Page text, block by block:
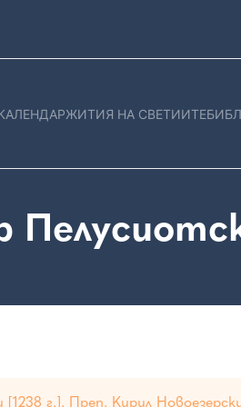
ЖИТИЯ НА СВЕТИИТЕ
г.]. Преп. Кирил